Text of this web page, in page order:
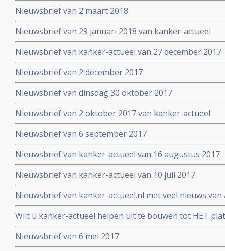
Nieuwsbrief van 2 maart 2018
Nieuwsbrief van 29 januari 2018 van kanker-actueel
Nieuwsbrief van kanker-actueel van 27 december 2017
Nieuwsbrief van 2 december 2017
Nieuwsbrief van dinsdag 30 oktober 2017
Nieuwsbrief van 2 oktober 2017 van kanker-actueel
Nieuwsbrief van 6 september 2017
Nieuwsbrief van kanker-actueel van 16 augustus 2017
Nieuwsbrief van kanker-actueel van 10 juli 2017
Nieuwsbrief van kanker-actueel.nl met veel nieuws van
2017
Wilt u kanker-actueel helpen uit te bouwen tot HET
hun naasten?
Nieuwsbrief van 6 mei 2017